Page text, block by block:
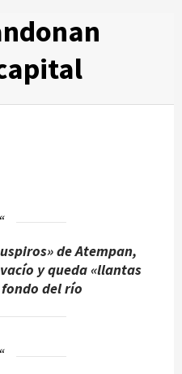
de Atempan,
y queda «llantas
del río